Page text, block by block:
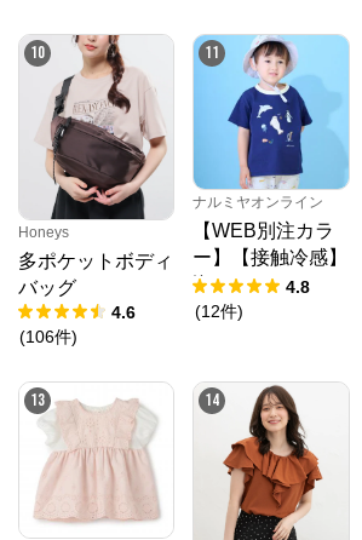
10
Honeys
多ポケットボディ
バッグ
4.6
(106件)
11
ナルミヤオンライン
【WEB別注カラ
ー】【接触冷感】
海のいきものアッ
プリケ半袖Tシャ
4.8
(12件)
13 14